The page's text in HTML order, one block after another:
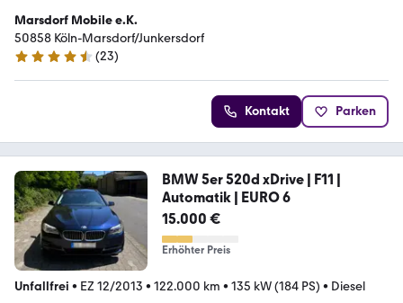
Marsdorf Mobile e.K.
50858 Köln-Marsdorf/Junkersdorf
4.6 Sterne
(23)
Kontakt Parken
BMW 5er 520d xDrive | F11 |
Automatik | EURO 6
15.000 €
Erhöhter Preis
Unfallfrei • EZ 12/2013 • 122.000 km • 135 kW (184 PS) • Diesel